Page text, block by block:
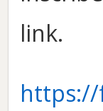
link.